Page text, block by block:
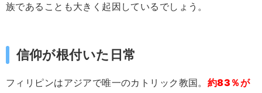
族であることも大きく起因しているでしょう。
信仰が根付いた日常
フィリピンはアジアで唯一のカトリック教国。 約83％が